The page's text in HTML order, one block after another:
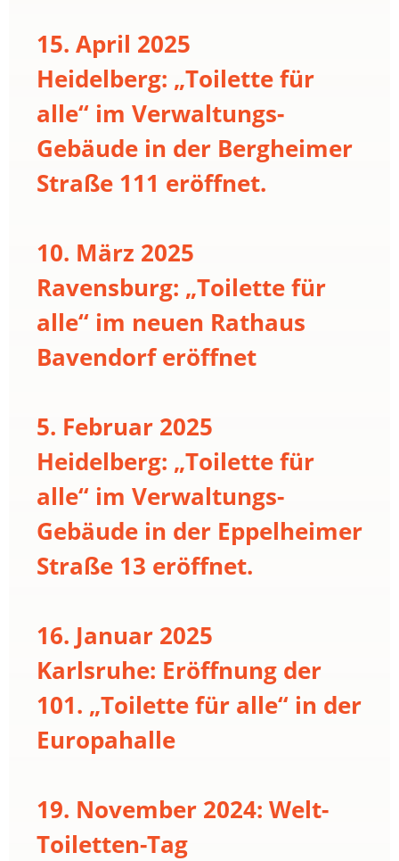
15. April 2025
Heidelberg: „Toilette für
alle“ im Verwaltungs-
Gebäude in der Bergheimer
Straße 111 eröffnet.
10. März 2025
Ravensburg: „Toilette für
alle“ im neuen Rathaus
Bavendorf eröffnet
5. Februar 2025
Heidelberg: „Toilette für
alle“ im Verwaltungs-
Gebäude in der Eppelheimer
Straße 13 eröffnet.
16. Januar 2025
Karlsruhe: Eröffnung der
101. „Toilette für alle“ in der
Europahalle
19. November 2024: Welt-
Toiletten-Tag